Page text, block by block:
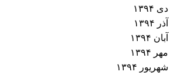
دی ۱۳۹۴
آذر ۱۳۹۴
آبان ۱۳۹۴
مهر ۱۳۹۴
شهریور ۱۳۹۴